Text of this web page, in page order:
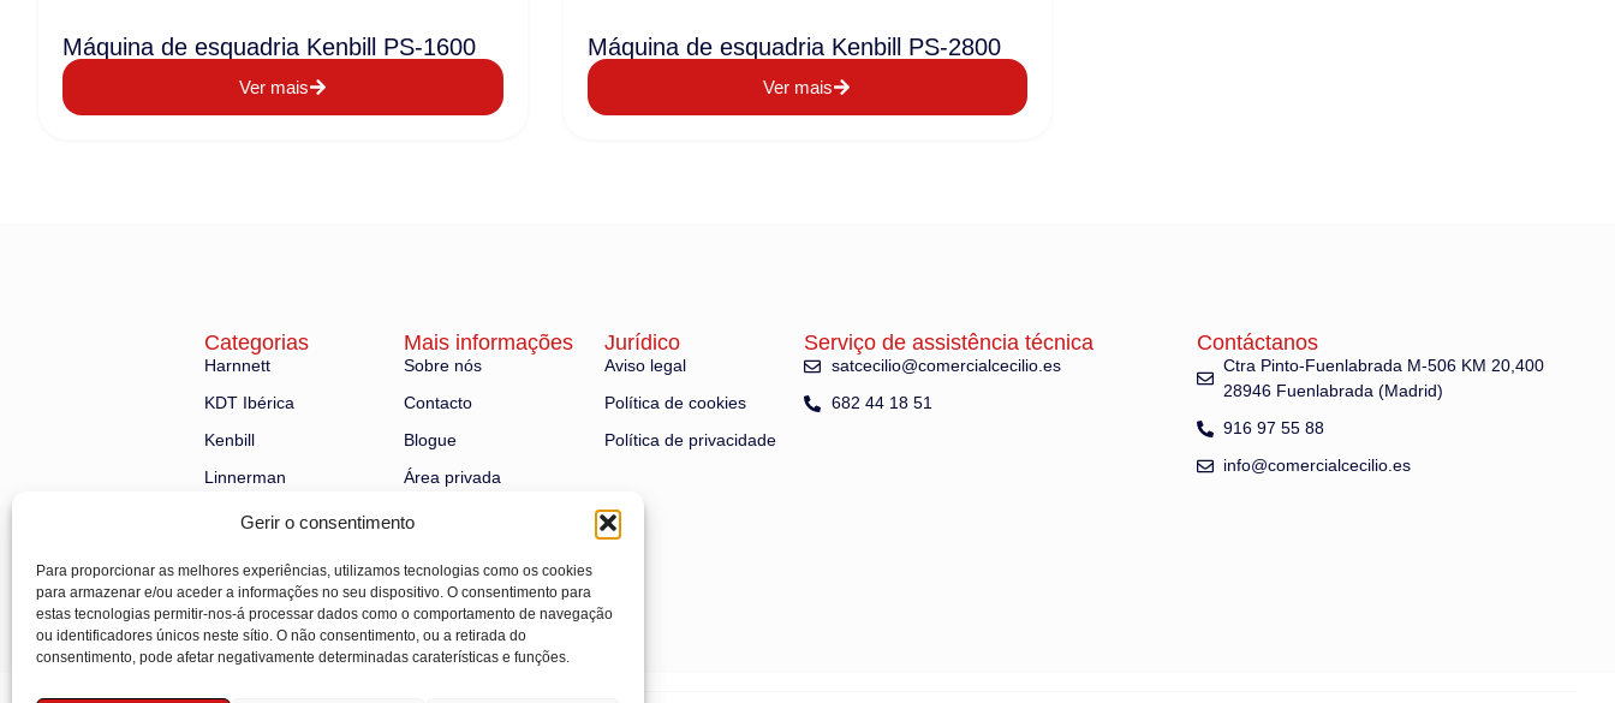
Gerir o consentimento
Para proporcionar as melhores experiências, utilizamos tecnologias como os cookies
para armazenar e/ou aceder a informações no seu dispositivo. O consentimento para
estas tecnologias permitir-nos-á processar dados como o comportamento de navegação
ou identificadores únicos neste sítio. O não consentimento, ou a retirada do
consentimento, pode afetar negativamente determinadas caraterísticas e funções.
Máquina de esquadria Kenbill PS-1600
Ver mais
Máquina de esquadria Kenbill PS-2800
Ver mais
Categorias
Harnnett
KDT Ibérica
Kenbill
Linnerman
Robland
Mais informações
Sobre nós
Contacto
Blogue
Área privada
Jurídico
Aviso legal
Política de cookies
Política de privacidade
Serviço de assistência técnica
satcecilio@comercialcecilio.es
682 44 18 51
Contáctanos
Ctra Pinto-Fuenlabrada M-506 KM 20,400
28946 Fuenlabrada (Madrid)
916 97 55 88
info@comercialcecilio.es